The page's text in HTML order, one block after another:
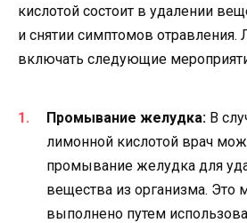
кислотой состоит в удалении
и снятии симптомов
включать следующие
Промывание желудка: В
лимонной кислотой врач
промывание желудка для
вещества из организма. Это
выполнено путем